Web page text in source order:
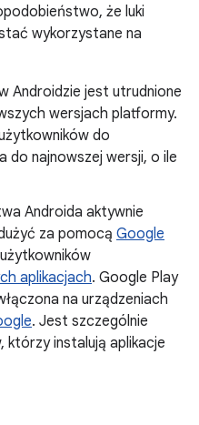
że luki
wykorzystane na
Androidzie jest utrudnione
wersjach platformy.
do
do najnowszej wersji, o ile
Androida aktywnie
za pomocą Google
aplikacjach. Google Play
na urządzeniach
. Jest szczególnie
którzy instalują aplikacje